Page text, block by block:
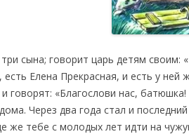
сына; говорит царь детям
есть Елена Прекрасная, и есть у
говорят: «Благослови нас,
Через два года стал и
же тебе с молодых лет идти на